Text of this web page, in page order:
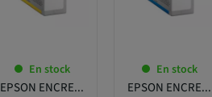
En stock
EPSON ENCRE...
En stock
EPSON ENCRE...